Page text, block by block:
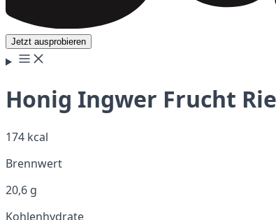
Jetzt ausprobieren
Honig Ingwer Frucht
174 kcal
Brennwert
20,6 g
Kohlenhydrate